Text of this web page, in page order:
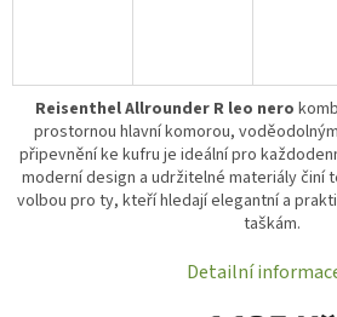
Reisenthel Allrounder R leo nero
prostornou hlavní komorou,
připevnění ke kufru je ideální pro
moderní design a udržitelné materiály činí
volbou pro ty, kteří hledají elegantní a
taškám.
Detailní